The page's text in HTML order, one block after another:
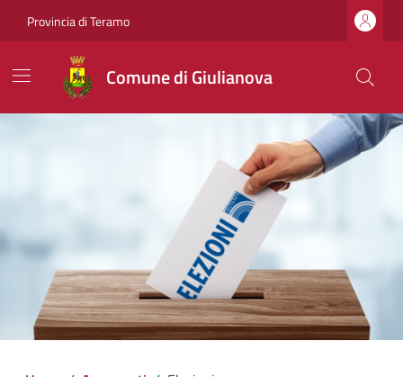
Provincia di Teramo
Comune di Giulianova